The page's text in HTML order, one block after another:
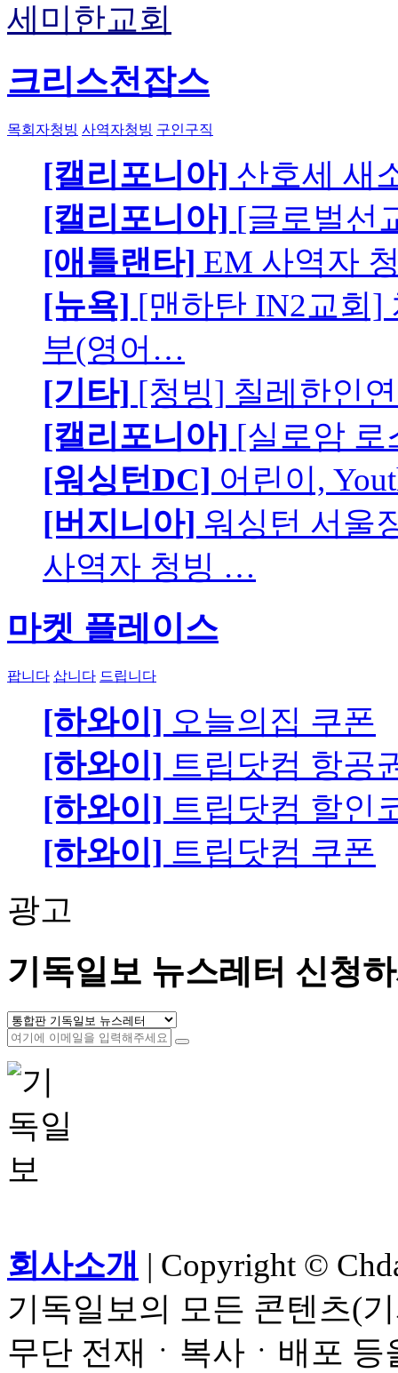
세미한교회
크리스천잡스
목회자청빙 사역자청빙 구인구직
[캘리포니아] 산호세 새
[캘리포니아] [글로벌선
[애틀랜타] EM 사역자
[뉴욕] [맨하탄 IN2교회]
부(영어…
[기타] [청빙] 칠레한인
[캘리포니아] [실로암 로
[워싱턴DC] 어린이,
[버지니아] 워싱턴 서울
사역자 청빙 …
마켓 플레이스
팝니다 삽니다 드립니다
[하와이] 오늘의집 쿠폰
[하와이] 트립닷컴 항공
[하와이] 트립닷컴 할인
[하와이] 트립닷컴 쿠폰
광고
기독일보 뉴스레터 신청
회사소개 | Copyright ©
기독일보의 모든 콘텐츠(
무단 전재ㆍ복사ㆍ배포 등